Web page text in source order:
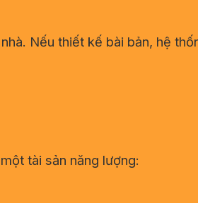
Nếu thiết kế bài bản, hệ
tài sản năng lượng: